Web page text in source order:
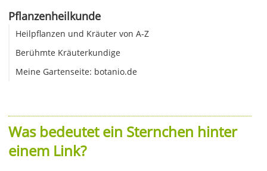
Pflanzenheilkunde
Heilpflanzen und Kräuter von A-Z
Berühmte Kräuterkundige
Meine Gartenseite: botanio.de
Was bedeutet ein Sternchen hinter
einem Link?